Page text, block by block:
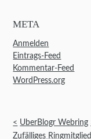
META
Anmelden
Eintrags-Feed
Kommentar-Feed
WordPress.org
< UberBlogr Webring
Zufälliges Ringmitglied